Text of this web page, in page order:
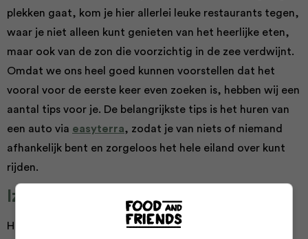
plekken gaat, kom je hier allerlei leuke restaurants tegen,
waar je niet alleen kunt genieten van het heerlijke eten,
maar ook van de zon die voorzichtig in de zee verdwijnt.
Omdat we ons heel goed kunnen voorstellen dat het
vooral voor de eerste keer even zoeken is, hebben wij een
aantal tips voor je. De belangrijkste tips is het huren van
een auto via easyterra, zodat je van niets of niemand
afhankelijk bent en zorgeloos het hele eiland over kunt
rijden.
Izakaya Asian Kitchen & Bar
Houd je niet alleen van lekker eten, maar ook van een